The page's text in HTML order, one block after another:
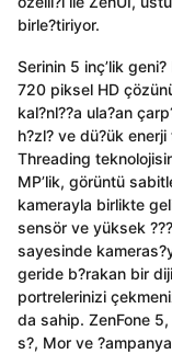
birle?tiriyor.
Serinin 5 inç’lik
720 piksel HD
kal?nl??a ula?an
h?zl? ve dü?ük
Threading
MP’lik, görüntü
kamerayla birlikte
sensör ve yüksek
sayesinde
geride b?rakan bir
portrelerinizi
da sahip. ZenFone 5,
s?, Mor ve